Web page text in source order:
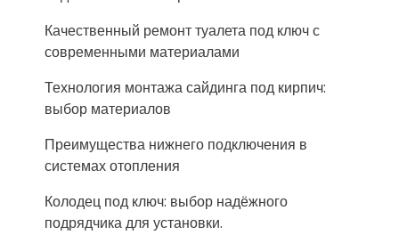
Качественный ремонт туалета под ключ с
современными материалами
Технология монтажа сайдинга под кирпич:
выбор материалов
Преимущества нижнего подключения в
системах отопления
Колодец под ключ: выбор надёжного
подрядчика для установки.